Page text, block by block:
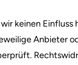
keinen
Anbieter